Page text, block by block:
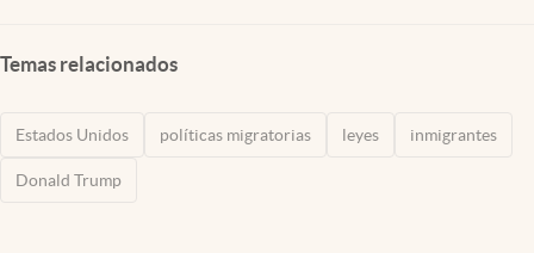
Temas relacionados
Estados Unidos políticas migratorias leyes inmigrantes
Donald Trump